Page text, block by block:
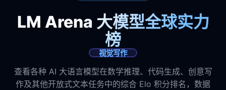
LM Arena 大模型全球实力
榜
视觉写作
查看各种 AI 大语言模型在数学推理、代码生成、创意写
作及其他开放式文本任务中的综合 Elo 积分排名，数据